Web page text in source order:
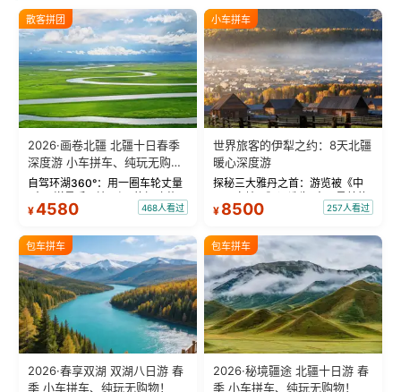
散客拼团
2026·画卷北疆 北疆十日春季
深度游 小车拼车、纯玩无购
物！
自驾环湖360°：用一圈车轮丈量
“大西洋最后一滴眼泪”的极致蔚
蓝。 赛湖旅拍：甄选多款风格服
绝美瞬间。 赛湖坦克300跟车视
频：专业摄影师...
¥4580 468人看过
小车拼车
世界旅客的伊犁之约：8天北疆
暖心深度游
探秘三大雅丹之首：游览被《中
国国家地理》评选为“中国最美的
三大雅丹”第一名的克拉玛依魔鬼
瓦人最大村落——禾木村，欣赏
晨雾与小木...
¥ 8500 257人看过
包车拼车
2026·春享双湖 双湖八日游 春
季 小车拼车、纯玩无购物！
包车拼车
2026·秘境疆途 北疆十日游 春
季 小车拼车、纯玩无购物！